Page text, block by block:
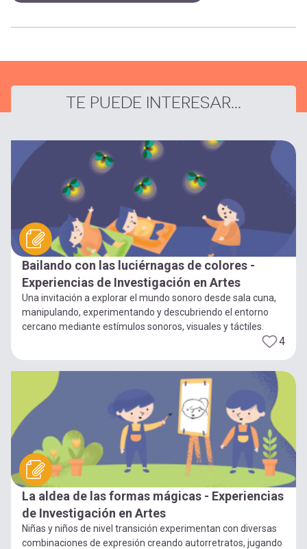
TE PUEDE INTERESAR...
Bailando con las luciérnagas de colores -
Experiencias de Investigación en Artes
Una invitación a explorar el mundo sonoro desde sala cuna,
manipulando, experimentando y descubriendo el entorno
cercano mediante estímulos sonoros, visuales y táctiles.
4
La aldea de las formas mágicas - Experiencias
de Investigación en Artes
Niñas y niños de nivel transición experimentan con diversas
combinaciones de expresión creando autorretratos, jugando